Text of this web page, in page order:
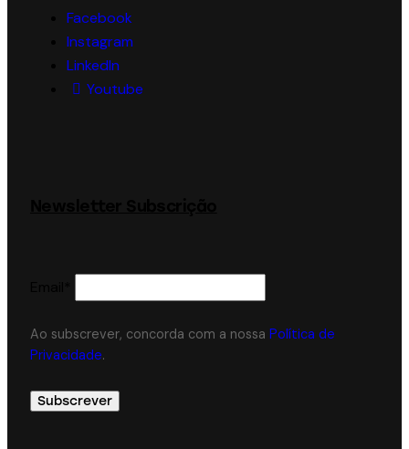
Facebook
Instagram
LinkedIn
Youtube
Ao subscrever, concorda com a nossa Política de
Privacidade.